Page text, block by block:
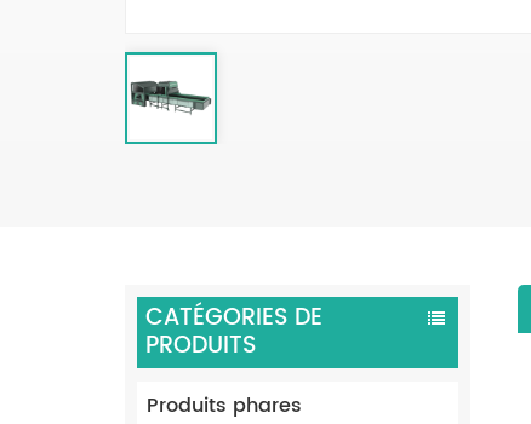
CATÉGORIES DE
PRODUITS
Produits phares